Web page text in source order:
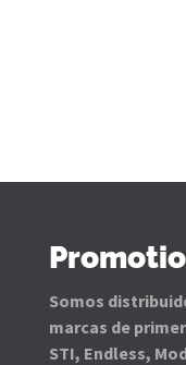
Somos
marcas de
STI, Endless,